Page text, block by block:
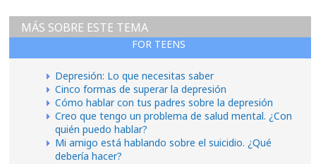
FOR TEENS
MÁS SOBRE ESTE TEMA
Depresión: Lo que necesitas saber
Cinco formas de superar la depresión
Cómo hablar con tus padres sobre la depresión
Creo que tengo un problema de salud mental. ¿Con
quién puedo hablar?
Mi amigo está hablando sobre el suicidio. ¿Qué
debería hacer?